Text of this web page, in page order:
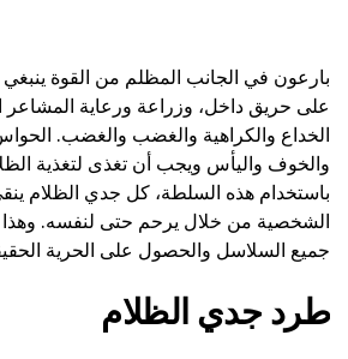
بارعون في الجانب المظلم من القوة
على حريق داخل، وزراعة ورعاية المشاعر
الخداع والكراهية والغضب والغضب.
والخوف واليأس ويجب أن تغذى لتغذية
باستخدام هذه السلطة، كل جدي الظلام
الشخصية من خلال يرحم حتى لنفسه.
جميع السلاسل والحصول على الحرية
طرد جدي الظلام